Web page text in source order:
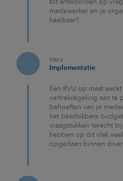
tot antwoorden op
medewerker en je
haalbaar?
STAP 3
Implementatie
Een RVU op maat
vertrekregeling aan te
behoeften van je
het beschikbare
vraagstukken terecht
hebben op dit vlak
opgedaan binnen